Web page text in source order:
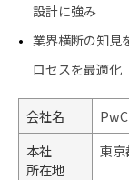
設計に強み
業界横断の知見
ロセスを最適化
会社名
本社
所在地
東京